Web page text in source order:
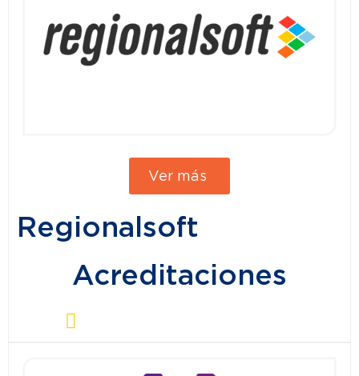
Ver más
Regionalsoft
Acreditaciones